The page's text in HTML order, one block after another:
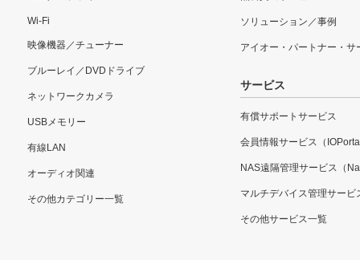
Wi-Fi
映像機器／チューナー
ブルーレイ／DVDドライブ
ネットワークカメラ
USBメモリー
有線LAN
オーディオ関連
その他カテゴリー一覧
ソリューション／事例
アイオー・パートナー・サ
サービス
有償サポートサービス
会員情報サービス（
NAS遠隔管理サービス（
マルチデバイス管理サービ
その他サービス一覧